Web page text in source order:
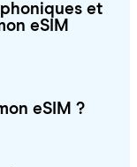
et
eSIM
eSIM ?